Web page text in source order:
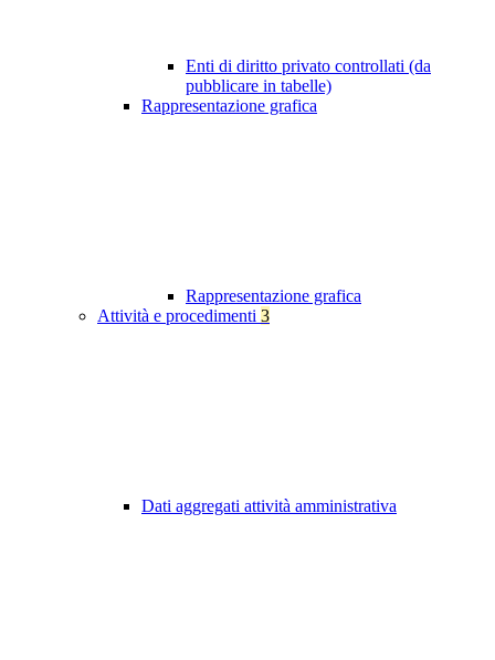
Enti di diritto privato controllati (da
pubblicare in tabelle)
Rappresentazione grafica
Rappresentazione grafica
Attività e procedimenti 3
Dati aggregati attività amministrativa